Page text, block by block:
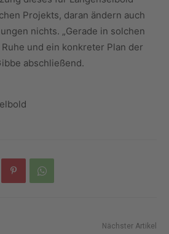
Projekts, daran ändern auch
nichts. „Gerade in solchen
und ein konkreter Plan der
abschließend.
Nächster Artikel